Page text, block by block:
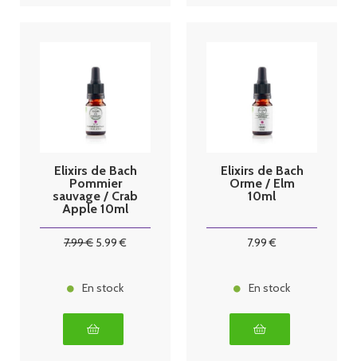
Elixirs de Bach
Pommier
sauvage / Crab
Apple 10ml
7.99€ 5.99 €
En stock
Elixirs de Bach
Orme / Elm
10ml
7.99 €
En stock